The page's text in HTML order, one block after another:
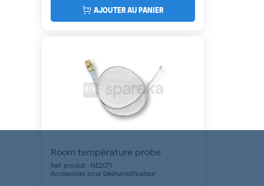
AJOUTER AU PANIER
Room température probe
Ref. produit : NE2071
Accessoires pour Déshumidificateur